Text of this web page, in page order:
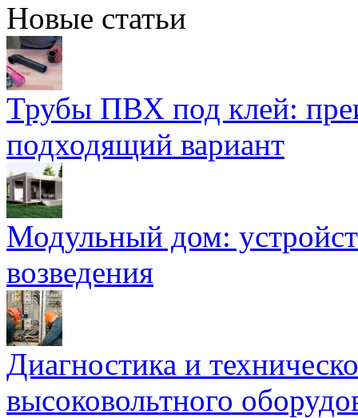
Новые статьи
Трубы ПВХ под клей:
подходящий вариант
Модульный дом:
возведения
Диагностика и
высоковольтного